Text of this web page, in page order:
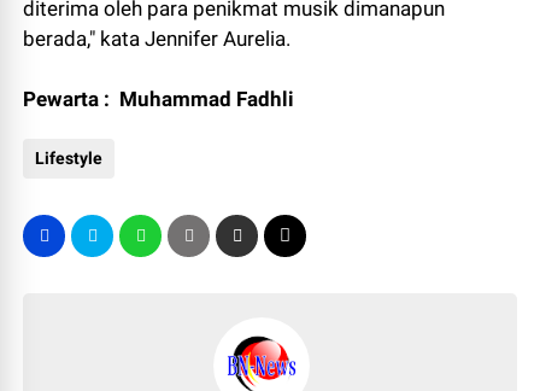
diterima oleh para penikmat musik dimanapun
berada," kata Jennifer Aurelia.
Pewarta : Muhammad Fadhli
Lifestyle